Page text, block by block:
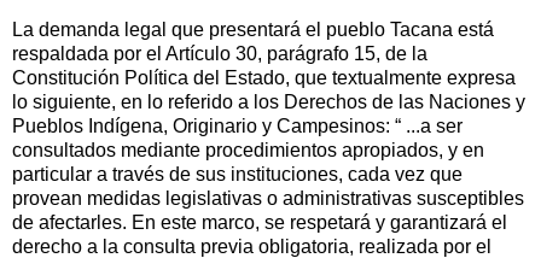
La demanda legal que presentará el pueblo Tacana está
respaldada por el Artículo 30, parágrafo 15, de la
Constitución Política del Estado, que textualmente expresa
lo siguiente, en lo referido a los Derechos de las Naciones y
Pueblos Indígena, Originario y Campesinos: “ ...a ser
consultados mediante procedimientos apropiados, y en
particular a través de sus instituciones, cada vez que
provean medidas legislativas o administrativas susceptibles
de afectarles. En este marco, se respetará y garantizará el
derecho a la consulta previa obligatoria, realizada por el